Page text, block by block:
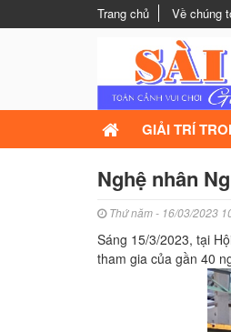
Trang chủ Về chúng
GIẢI TRÍ
Nghệ nhân
Thứ năm - 16/03/2023
Sáng 15/3/2023, tại
tham gia của gần 40